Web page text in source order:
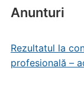
Anunturi
Rezultatul la
profesională –